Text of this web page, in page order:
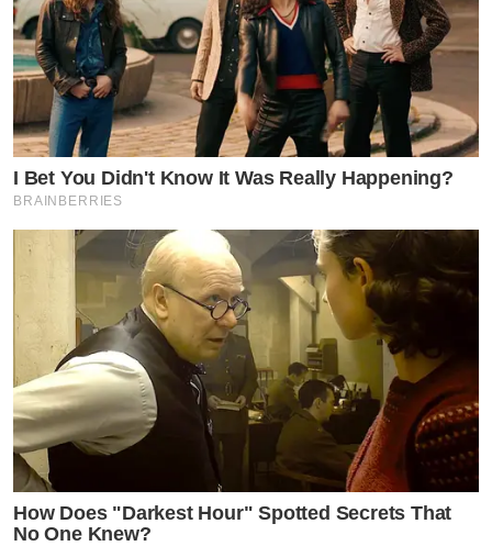
I Bet You Didn't Know It Was Really Happening?
BRAINBERRIES
How Does "Darkest Hour" Spotted Secrets That
No One Knew?